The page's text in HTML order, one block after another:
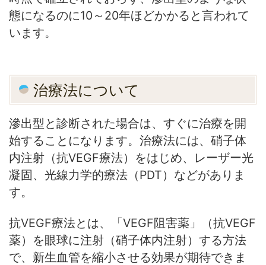
態になるのに10～20年ほどかかると言われて
います。
治療法について
滲出型と診断された場合は、すぐに治療を開
始することになります。治療法には、硝子体
内注射（抗VEGF療法）をはじめ、レーザー光
凝固、光線力学的療法（PDT）などがありま
す。
抗VEGF療法とは、「VEGF阻害薬」（抗VEGF
薬）を眼球に注射（硝子体内注射）する方法
で、新生血管を縮小させる効果が期待できま